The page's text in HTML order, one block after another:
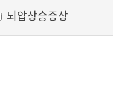
뇌압상승증상
두통
박동성 통증